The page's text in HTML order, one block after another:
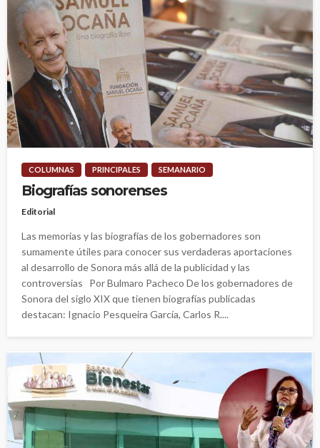
COLUMNAS PRINCIPALES SEMANARIO
Biografías sonorenses
Editorial
Las memorias y las biografías de los gobernadores son
sumamente útiles para conocer sus verdaderas aportaciones
al desarrollo de Sonora más allá de la publicidad y las
controversias Por Bulmaro Pacheco De los gobernadores de
Sonora del siglo XIX que tienen biografías publicadas
destacan: Ignacio Pesqueira García, Carlos R....